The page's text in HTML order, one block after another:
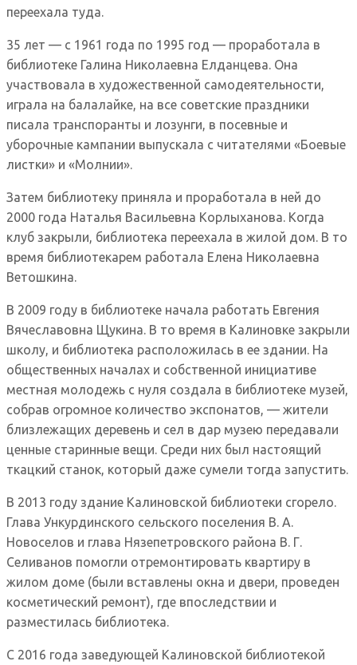
переехала туда.
35 лет — с 1961 года по 1995 год — проработала в
библиотеке Галина Николаевна Елданцева. Она
участвовала в художественной самодеятельности,
играла на балалайке, на все советские праздники
писала транспоранты и лозунги, в посевные и
уборочные кампании выпускала с читателями «Боевые
листки» и «Молнии».
Затем библиотеку приняла и проработала в ней до
2000 года Наталья Васильевна Корлыханова. Когда
клуб закрыли, библиотека переехала в жилой дом. В то
время библиотекарем работала Елена Николаевна
Ветошкина.
В 2009 году в библиотеке начала работать Евгения
Вячеславовна Щукина. В то время в Калиновке закрыли
школу, и библиотека расположилась в ее здании. На
общественных началах и собственной инициативе
местная молодежь с нуля создала в библиотеке музей,
собрав огромное количество экспонатов, — жители
близлежащих деревень и сел в дар музею передавали
ценные старинные вещи. Среди них был настоящий
ткацкий станок, который даже сумели тогда запустить.
В 2013 году здание Калиновской библиотеки сгорело.
Глава Ункурдинского сельского поселения В. А.
Новоселов и глава Нязепетровского района В. Г.
Селиванов помогли отремонтировать квартиру в
жилом доме (были вставлены окна и двери, проведен
косметический ремонт), где впоследствии и
разместилась библиотека.
С 2016 года заведующей Калиновской библиотекой